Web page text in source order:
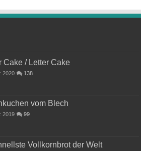
Cake / Letter Cake
2020 138
vom Blech
2019 99
Vollkornbrot der Welt